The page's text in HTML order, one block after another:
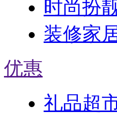
时尚扮
装修家
优惠
礼品超